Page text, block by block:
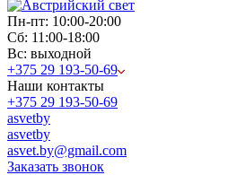
Пн-пт: 10:00-20:00
Сб: 11:00-18:00
Вс: выходной
+375 29 193-50-69
Наши контакты
+375 29 193-50-69
asvetby
asvetby
asvet.by@gmail.com
Заказать звонок